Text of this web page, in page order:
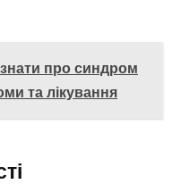
про синдром
та лікування